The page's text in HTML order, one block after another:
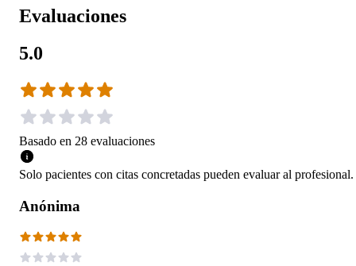
Evaluaciones
5.0
Basado en 28 evaluaciones
Solo pacientes con citas concretadas pueden evaluar al profesional.
Anónima